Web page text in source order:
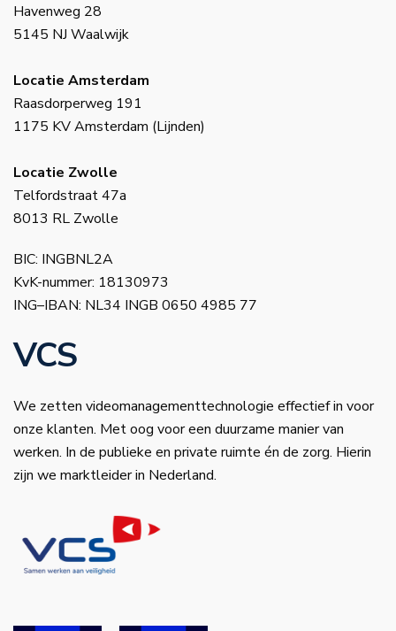
Havenweg 28
5145 NJ Waalwijk
Locatie Amsterdam
Raasdorperweg 191
1175 KV Amsterdam (Lijnden)
Locatie Zwolle
Telfordstraat 47a
8013 RL Zwolle
BIC: INGBNL2A
KvK-nummer: 18130973
ING–IBAN: NL34 INGB 0650 4985 77
VCS
We zetten videomanagementtechnologie effectief in voor
onze klanten. Met oog voor een duurzame manier van
werken. In de publieke en private ruimte én de zorg. Hierin
zijn we marktleider in Nederland.